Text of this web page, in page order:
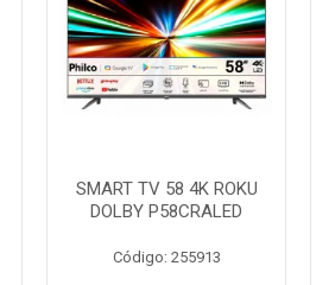
SMART TV 58 4K ROKU
DOLBY P58CRALED
Código: 255913